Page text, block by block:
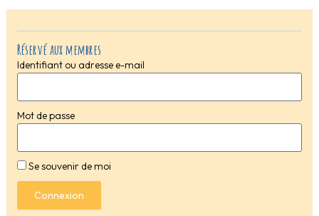
Réservé aux membres
Identifiant ou adresse e-mail
Mot de passe
Se souvenir de moi
Connexion